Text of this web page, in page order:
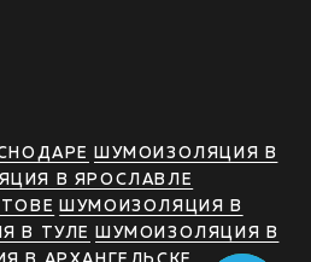
ШУМОИЗОЛЯЦИЯ В
В ЯРОСЛАВЛЕ
ШУМОИЗОЛЯЦИЯ В
В ТУЛЕ
ШУМОИЗОЛЯЦИЯ В